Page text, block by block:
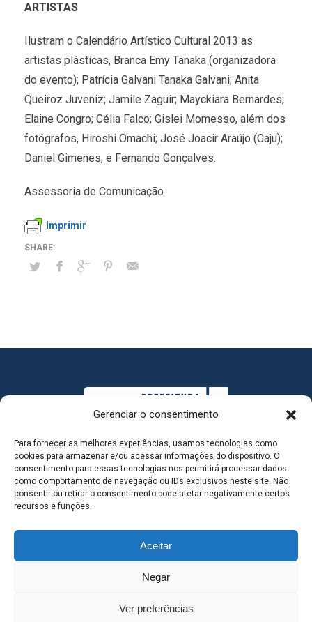
Gerenciar o consentimento
Para fornecer as melhores experiências, usamos tecnologias como
cookies para armazenar e/ou acessar informações do dispositivo. O
consentimento para essas tecnologias nos permitirá processar dados
como comportamento de navegação ou IDs exclusivos neste site. Não
consentir ou retirar o consentimento pode afetar negativamente certos
recursos e funções.
Aceitar
Negar
Ver preferências
ARTISTAS
Ilustram o Calendário Artístico Cultural 2013 as
artistas plásticas, Branca Emy Tanaka (organizadora
do evento); Patrícia Galvani Tanaka Galvani; Anita
Queiroz Juveniz; Jamile Zaguir; Mayckiara Bernardes;
Elaine Congro; Célia Falco; Gislei Momesso, além dos
fotógrafos, Hiroshi Omachi; José Joacir Araújo (Caju);
Daniel Gimenes, e Fernando Gonçalves.
Assessoria de Comunicação
Imprimir
MAPA DO SITE
SEDE DO ADMINISTRATIVO MUNICIPAL - Avenida